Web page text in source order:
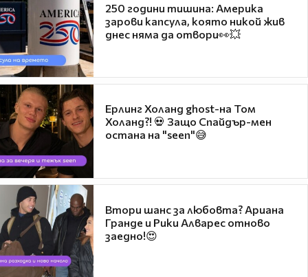
250 години тишина: Америка
зарови капсула, която никой жив
днес няма да отвори👀💥
Ерлинг Холанд ghost-на Том
Холанд?! 💀 Защо Спайдър-мен
остана на "seen"😅
Втори шанс за любовта? Ариана
Гранде и Рики Алварес отново
заедно!😍